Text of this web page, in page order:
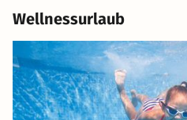
Wellnessurlaub